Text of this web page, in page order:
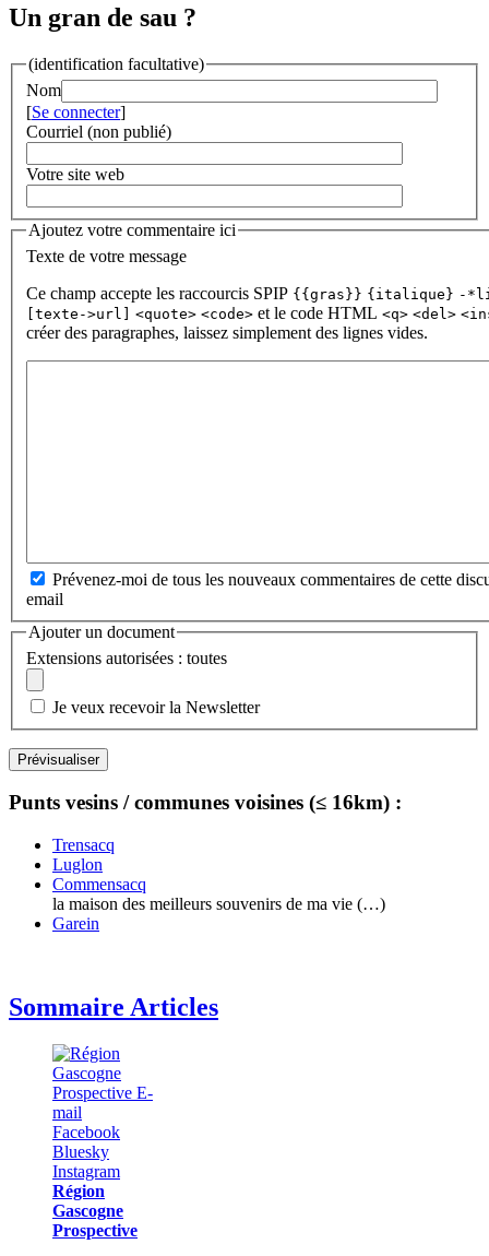
Un gran de sau ?
(identification facultative)
Nom
[Se connecter]
Courriel (non publié)
Votre site web
Ajoutez votre commentaire ici
Texte de votre message
Ce champ accepte les raccourcis SPIP {{gras}} {italique} -
[texte->url]
<quote> <code> et le code HTML <q> <del>
créer des paragraphes, laissez simplement des lignes vides.
Prévenez-moi de tous les nouveaux commentaires de cette
email
Ajouter un document
Extensions autorisées : toutes
Je veux recevoir la Newsletter
Punts vesins / communes voisines (≤ 16km) :
Trensacq
Luglon
Commensacq
la maison des meilleurs souvenirs de ma vie (…)
Garein
Sommaire Articles
Région
Gascogne
Prospective